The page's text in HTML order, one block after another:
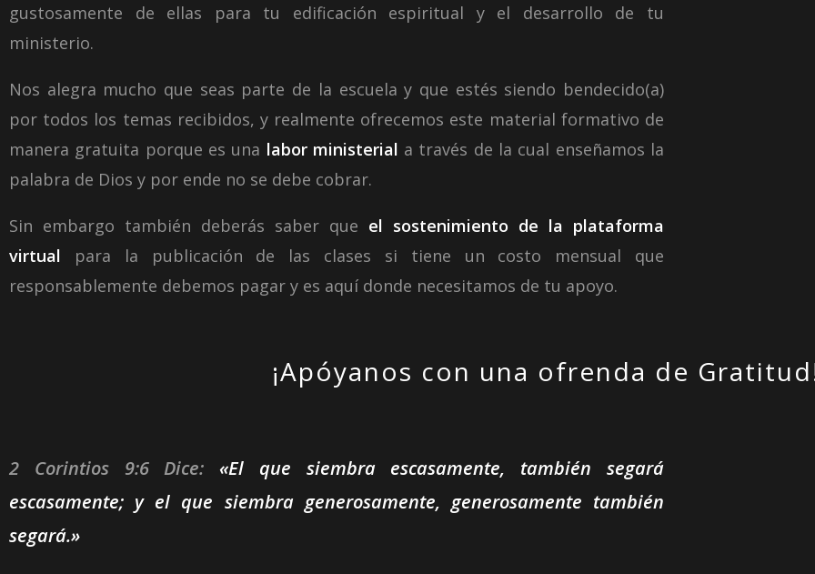
gustosamente de ellas para tu edificación espiritual y el desarrollo de tu
ministerio.
Nos alegra mucho que seas parte de la escuela y que estés siendo bendecido(a)
por todos los temas recibidos, y realmente ofrecemos este material formativo de
manera gratuita porque es una labor ministerial a través de la cual enseñamos la
palabra de Dios y por ende no se debe cobrar.
Sin embargo también deberás saber que el sostenimiento de la plataforma
virtual para la publicación de las clases si tiene un costo mensual que
responsablemente debemos pagar y es aquí donde necesitamos de tu apoyo.
¡Apóyanos con una ofrenda de
2 Corintios 9:6 Dice: «El que siembra escasamente, también segará
escasamente; y el que siembra generosamente, generosamente también
segará.»